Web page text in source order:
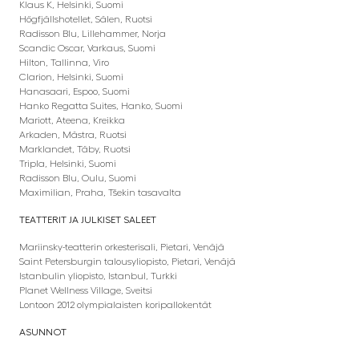
Klaus K, Helsinki, Suomi
Högfjällshotellet, Sälen, Ruotsi
Radisson Blu, Lillehammer, Norja
Scandic Oscar, Varkaus, Suomi
Hilton, Tallinna, Viro
Clarion, Helsinki, Suomi
Hanasaari, Espoo, Suomi
Hanko Regatta Suites, Hanko, Suomi
Mariott, Ateena, Kreikka
Arkaden, Mästra, Ruotsi
Marklandet, Täby, Ruotsi
Tripla, Helsinki, Suomi
Radisson Blu, Oulu, Suomi
Maximilian, Praha, Tšekin tasavalta
TEATTERIT JA JULKISET SALEET
Mariinsky-teatterin orkesterisali, Pietari, Venäjä
Saint Petersburgin talousyliopisto, Pietari, Venäjä
Istanbulin yliopisto, Istanbul, Turkki
Planet Wellness Village, Sveitsi
Lontoon 2012 olympialaisten koripallokentät
ASUNNOT